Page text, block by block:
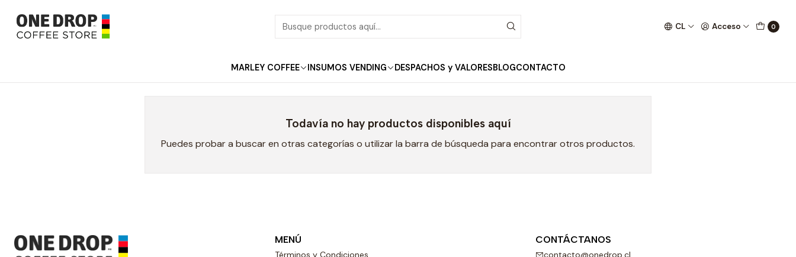
CL Acceso 0
MARLEY COFFEE INSUMOS VENDING DESPACHOS y VALORESBLOGCONTACTO
Inicio Schoppe
Todavía no hay productos disponibles aquí
Puedes probar a buscar en otras categorías o utilizar la barra de búsqueda para encontrar otros productos.
MENÚ
Términos y Condiciones
CONTÁCTANOS
contacto@onedrop.cl